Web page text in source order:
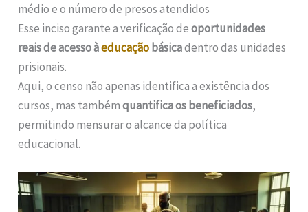
médio e o número de presos atendidos
Esse inciso garante a verificação deoportunidades
reais de acesso àeducação básicadentro das unidades
prisionais.
Aqui, o censo não apenas identifica a existência dos
cursos, mas tambémquantifica os beneficiados,
permitindo mensurar o alcance da política
educacional.